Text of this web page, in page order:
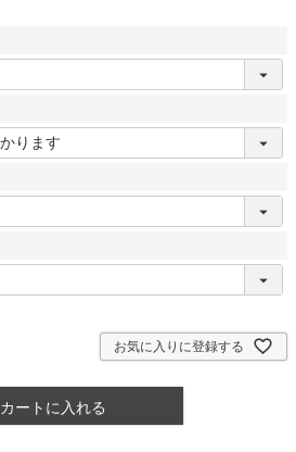
お気に入りに登録する
カートに入れる